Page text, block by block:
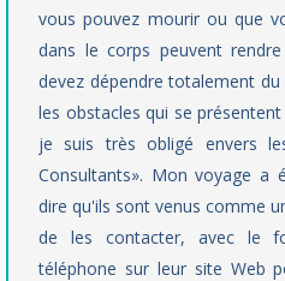
vous pouvez mourir ou que
dans le corps peuvent
devez dépendre totalement
les obstacles qui se
je suis très obligé envers
Consultants». Mon voyage a
dire qu'ils sont venus comme
de les contacter, avec le
téléphone sur leur site Web